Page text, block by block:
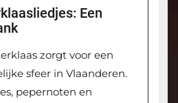
Een
zorgt voor een
sfeer in Vlaanderen.
pepernoten en